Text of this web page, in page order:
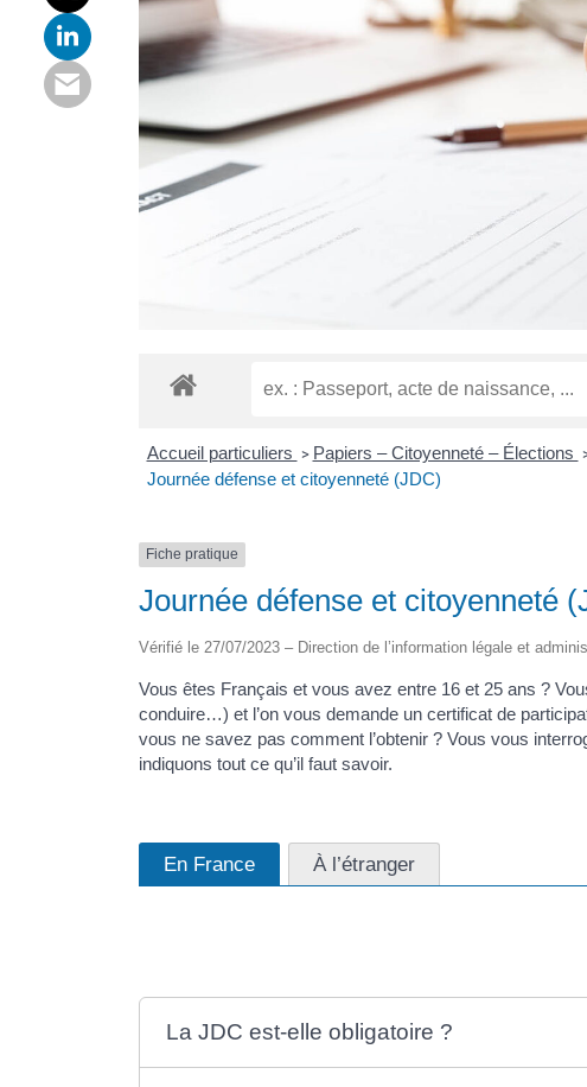
Accueil particuliers > Papiers – Citoyenneté – Élections
Journée défense et citoyenneté (JDC)
Fiche pratique
Journée défense et citoyenneté
Vérifié le 27/07/2023 – Direction de l’information légale et
Vous êtes Français et vous avez entre 16 et 25 ans ?
conduire…) et l’on vous demande un certificat de
vous ne savez pas comment l’obtenir ? Vous vous
indiquons tout ce qu’il faut savoir.
En France À l’étranger
La JDC est-elle obligatoire ?